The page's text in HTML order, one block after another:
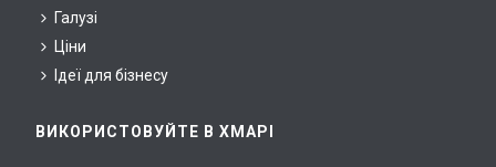
Галузі
Ціни
Ідеї для бізнесу
ВИКОРИСТОВУЙТЕ В ХМАРІ